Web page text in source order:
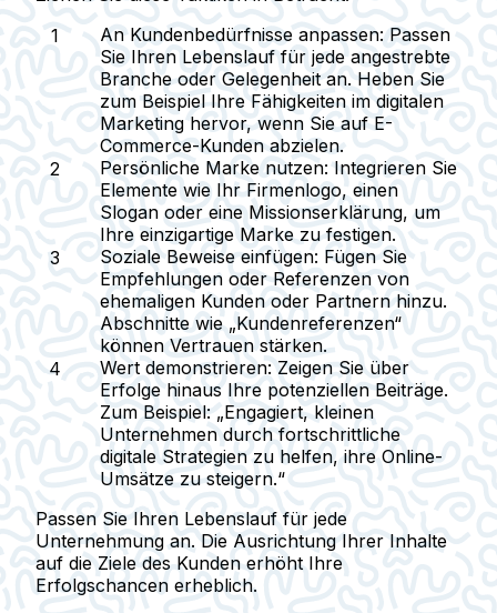
An Kundenbedürfnisse anpassen: Passen
Sie Ihren Lebenslauf für jede angestrebte
Branche oder Gelegenheit an. Heben Sie
zum Beispiel Ihre Fähigkeiten im digitalen
Marketing hervor, wenn Sie auf E-
Commerce-Kunden abzielen.
Persönliche Marke nutzen: Integrieren Sie
Elemente wie Ihr Firmenlogo, einen
Slogan oder eine Missionserklärung, um
Ihre einzigartige Marke zu festigen.
Soziale Beweise einfügen: Fügen Sie
Empfehlungen oder Referenzen von
ehemaligen Kunden oder Partnern hinzu.
Abschnitte wie „Kundenreferenzen“
können Vertrauen stärken.
Wert demonstrieren: Zeigen Sie über
Erfolge hinaus Ihre potenziellen Beiträge.
Zum Beispiel: „Engagiert, kleinen
Unternehmen durch fortschrittliche
digitale Strategien zu helfen, ihre Online-
Umsätze zu steigern.“
Passen Sie Ihren Lebenslauf für jede
Unternehmung an. Die Ausrichtung Ihrer Inhalte
auf die Ziele des Kunden erhöht Ihre
Erfolgschancen erheblich.